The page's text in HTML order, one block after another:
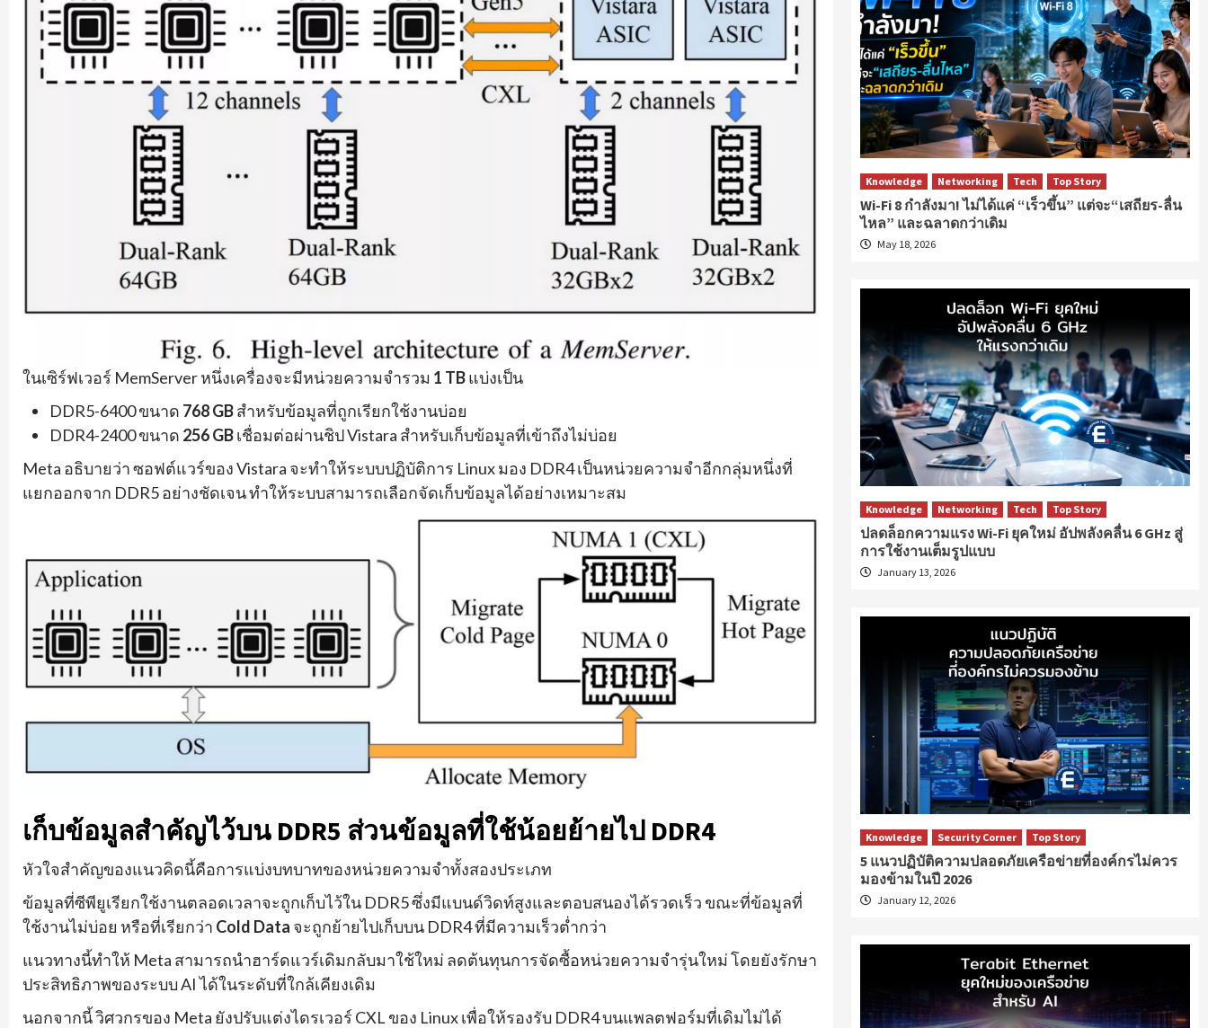
ในเซิร์ฟเวอร์ MemServer หนึ่งเครื่องจะมีหน่วยความจำรวม 1 TBแบ่งเป็น
DDR5-6400 ขนาด 768 GBสำหรับข้อมูลที่ถูกเรียกใช้งานบ่อย
DDR4-2400 ขนาด 256 GBเชื่อมต่อผ่านชิป Vistara สำหรับเก็บข้อมูลที่เข้าถึงไม่บ่อย
Meta อธิบายว่า ซอฟต์แวร์ของ Vistara จะทำให้ระบบปฏิบัติการ Linux มอง DDR4 เป็นหน่วยความจำอีกกลุ่มหนึ่งที่
แยกออกจาก DDR5 อย่างชัดเจน ทำให้ระบบสามารถเลือกจัดเก็บข้อมูลได้อย่างเหมาะสม
เก็บข้อมูลสำคัญไว้บน DDR5 ส่วนข้อมูลที่ใช้น้อยย้ายไป DDR4
หัวใจสำคัญของแนวคิดนี้คือการแบ่งบทบาทของหน่วยความจำทั้งสองประเภท
ข้อมูลที่ซีพียูเรียกใช้งานตลอดเวลาจะถูกเก็บไว้ใน DDR5 ซึ่งมีแบนด์วิดท์สูงและตอบสนองได้รวดเร็ว ขณะที่ข้อมูลที่
ใช้งานไม่บ่อย หรือที่เรียกว่า Cold Data จะถูกย้ายไปเก็บบน DDR4 ที่มีความเร็วต่ำกว่า
แนวทางนี้ทำให้ Meta สามารถนำฮาร์ดแวร์เดิมกลับมาใช้ใหม่ ลดต้นทุนการจัดซื้อหน่วยความจำรุ่นใหม่ โดยยังรักษา
ประสิทธิภาพของระบบ AI ได้ในระดับที่ใกล้เคียงเดิม
นอกจากนี้ วิศวกรของ Meta ยังปรับแต่งไดรเวอร์ CXL ของ Linux เพื่อให้รองรับ DDR4 บนแพลตฟอร์มที่เดิมไม่ได้
Knowledge Networking Tech Top Story
Wi-Fi 8 กำลังมา! ไม่ได้แค่ “เร็วขึ้น” แต่จะ“เสถียร-ลื่น
ไหล” และฉลาดกว่าเดิม
May 18, 2026
Knowledge Networking Tech Top Story
ปลดล็อกความแรง Wi-Fi ยุคใหม่ อัปพลังคลื่น 6 GHz สู่
การใช้งานเต็มรูปแบบ
January 13, 2026
Knowledge Security Corner Top Story
5 แนวปฏิบัติความปลอดภัยเครือข่ายที่องค์กรไม่ควร
มองข้ามในปี 2026
January 12, 2026